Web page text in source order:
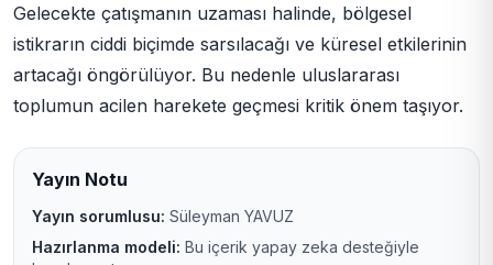
Gelecekte çatışmanın uzaması halinde, bölgesel
istikrarın ciddi biçimde sarsılacağı ve küresel etkilerinin
artacağı öngörülüyor. Bu nedenle uluslararası
toplumun acilen harekete geçmesi kritik önem taşıyor.
Yayın Notu
Yayın sorumlusu: Süleyman YAVUZ
Hazırlanma modeli: Bu içerik yapay zeka desteğiyle